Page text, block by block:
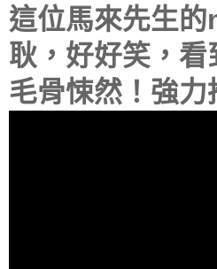
這位馬來先生
耿，好好笑，
毛骨悚然！強力